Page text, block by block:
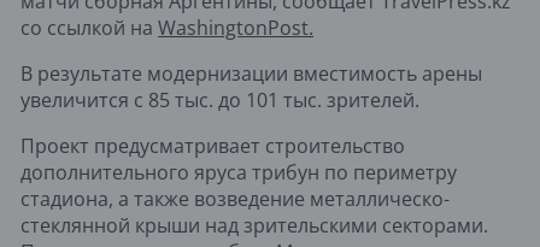
со ссылкой на WashingtonPost.
В результате модернизации вместимость арены
увеличится с 85 тыс. до 101 тыс. зрителей.
Проект предусматривает строительство
дополнительного яруса трибун по периметру
стадиона, а также возведение металлическо-
стеклянной крыши над зрительскими секторами.